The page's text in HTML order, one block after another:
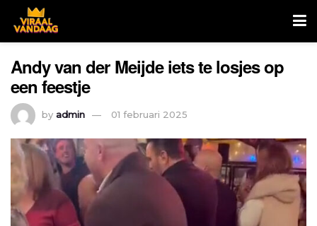
Andy van der Meijde iets te losjes op
een feestje
by admin 01 februari 2025